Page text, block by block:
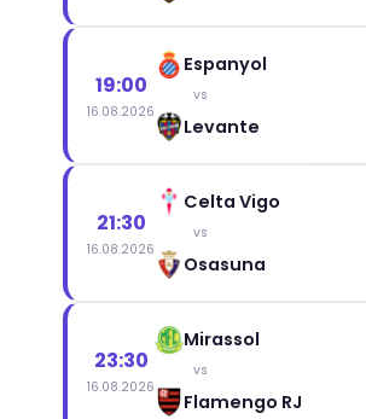
19:00
16.08.2026
Espanyol
vs
Levante
21:30
16.08.2026
Celta Vigo
vs
Osasuna
23:30
16.08.2026
Mirassol
vs
Flamengo RJ